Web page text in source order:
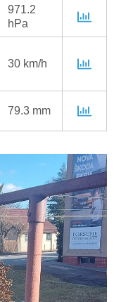
971.2
hPa
30 km/h
79.3 mm